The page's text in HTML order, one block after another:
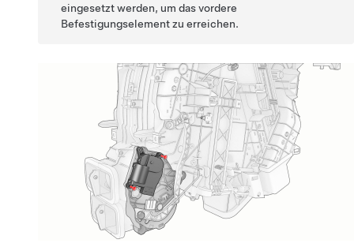
eingesetzt werden, um das vordere
Befestigungselement zu erreichen.